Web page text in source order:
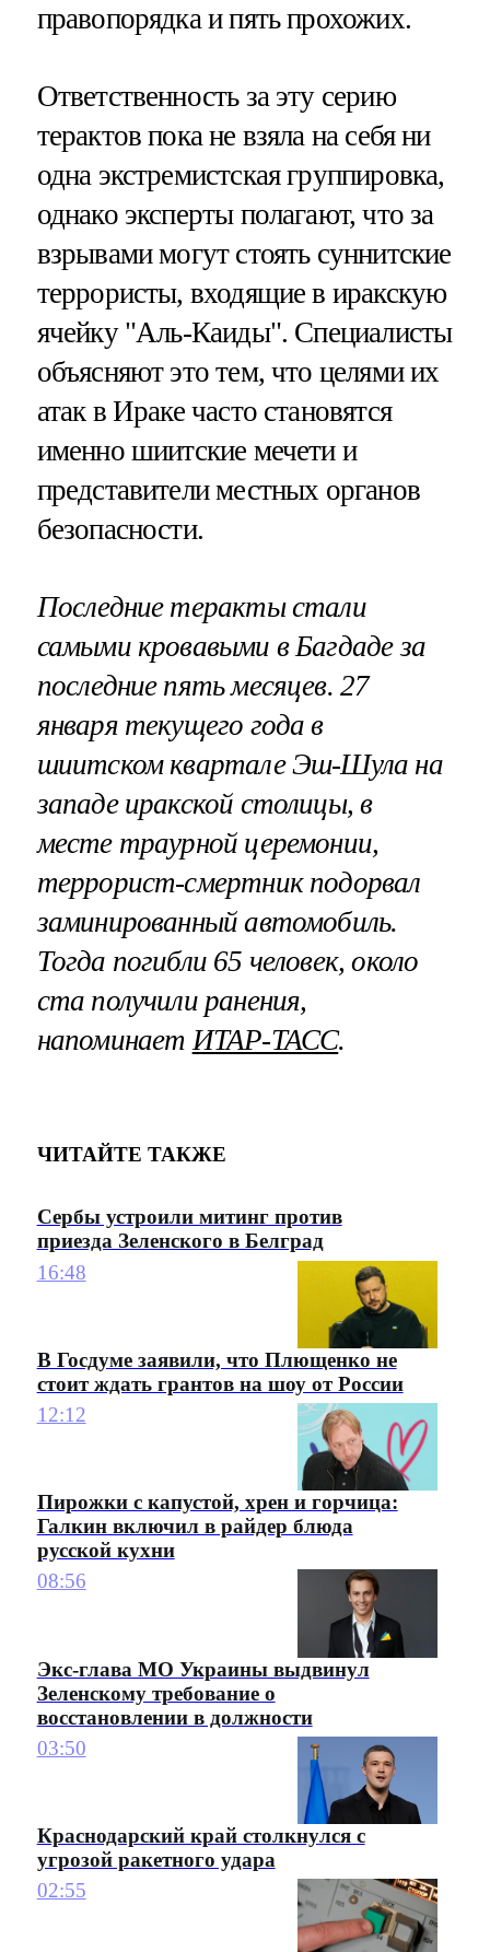
правопорядка и пять прохожих.
Ответственность за эту серию
терактов пока не взяла на себя ни
одна экстремистская группировка,
однако эксперты полагают, что за
взрывами могут стоять суннитские
террористы, входящие в иракскую
ячейку "Аль-Каиды". Специалисты
объясняют это тем, что целями их
атак в Ираке часто становятся
именно шиитские мечети и
представители местных органов
безопасности.
Последние теракты стали
самыми кровавыми в Багдаде за
последние пять месяцев. 27
января текущего года в
шиитском квартале Эш-Шула на
западе иракской столицы, в
месте траурной церемонии,
террорист-смертник подорвал
заминированный автомобиль.
Тогда погибли 65 человек, около
ста получили ранения,
напоминаетИТАР-ТАСС.
ЧИТАЙТЕ ТАКЖЕ
Сербы устроили митинг против
приезда Зеленского в Белград
16:48
В Госдуме заявили, что Плющенко не
стоит ждать грантов на шоу от России
12:12
Пирожки с капустой, хрен и горчица:
Галкин включил в райдер блюда
русской кухни
08:56
Экс-глава МО Украины выдвинул
Зеленскому требование о
восстановлении в должности
03:50
Краснодарский край столкнулся с
угрозой ракетного удара
02:55